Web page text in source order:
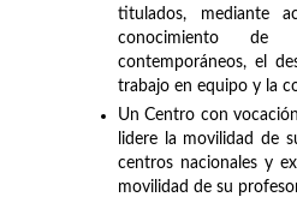
titulados, mediante
conocimiento de
contemporáneos, el
trabajo en equipo y la
Un Centro con
lidere la movilidad de
centros nacionales y
movilidad de su